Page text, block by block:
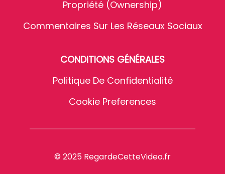
Propriété (Ownership)
Commentaires Sur Les Réseaux Sociaux
CONDITIONS GÉNÉRALES
Politique De Confidentialité
Cookie Preferences
© 2025 RegardeCetteVideo.fr